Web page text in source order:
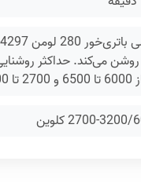
6500 کلوین